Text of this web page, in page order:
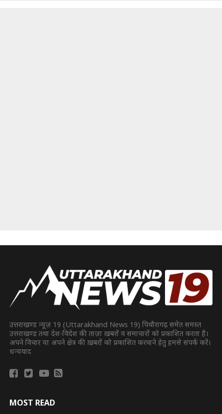
उत्तराखण्ड न्यूज़ 19 (Uttarakhand News 19) पिथौरागढ़ समेत समस्त
उत्तराखण्ड तथा देश-विदेश की ताज़ा ख़बरों व समाचारों को प्रकाशित करता है।
अपने विचार या अपने क्षेत्र की ख़बरों को प्रकाशित करवाने हेतु हमसे संपर्क करें।
धन्यवाद
MOST READ